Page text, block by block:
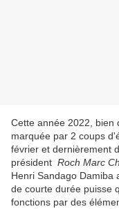
Cette année 2022, bien
marquée par 2 coups
février et dernièrement
président Roch Marc
Henri Sandago Damiba
de courte durée puisse
fonctions par des